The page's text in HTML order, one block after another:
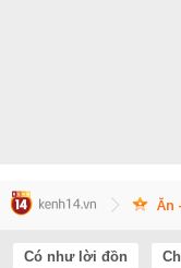
Ăn
Có như lời đồn